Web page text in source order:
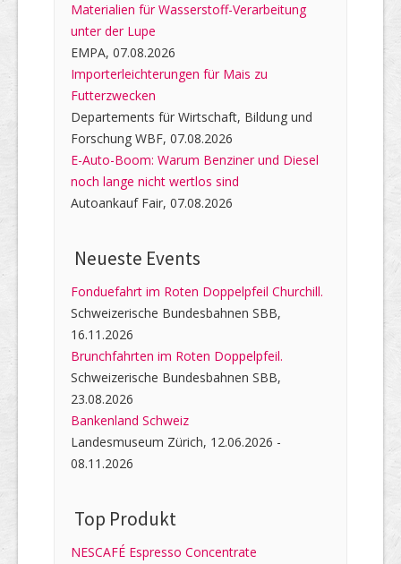
Materialien für Wasserstoff-Verarbeitung
unter der Lupe
EMPA, 07.08.2026
Importerleichterungen für Mais zu
Futterzwecken
Departements für Wirtschaft, Bildung und
Forschung WBF, 07.08.2026
E-Auto-Boom: Warum Benziner und Diesel
noch lange nicht wertlos sind
Autoankauf Fair, 07.08.2026
Neueste Events
Fonduefahrt im Roten Doppelpfeil Churchill.
Schweizerische Bundesbahnen SBB,
16.11.2026
Brunchfahrten im Roten Doppelpfeil.
Schweizerische Bundesbahnen SBB,
23.08.2026
Bankenland Schweiz
Landesmuseum Zürich, 12.06.2026 -
08.11.2026
Top Produkt
NESCAFÉ Espresso Concentrate